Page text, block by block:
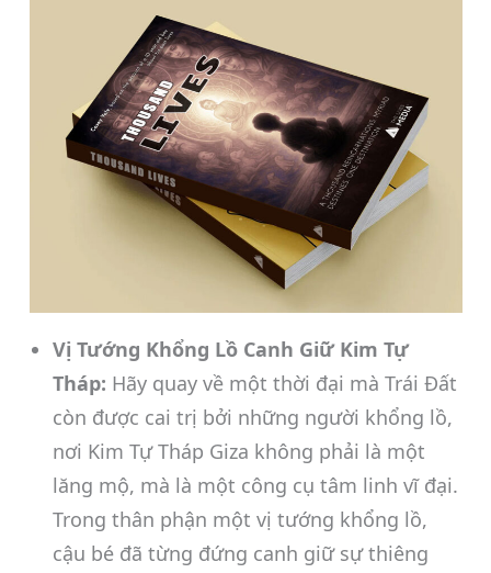
Vị Tướng Khổng Lồ Canh Giữ Kim Tự
Tháp: Hãy quay về một thời đại mà Trái Đất
còn được cai trị bởi những người khổng lồ,
nơi Kim Tự Tháp Giza không phải là một
lăng mộ, mà là một công cụ tâm linh vĩ đại.
Trong thân phận một vị tướng khổng lồ,
cậu bé đã từng đứng canh giữ sự thiêng